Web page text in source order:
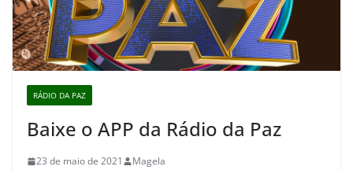
RÁDIO DA PAZ
Baixe o APP da Rádio da Paz
23 de maio de 2021 Magela